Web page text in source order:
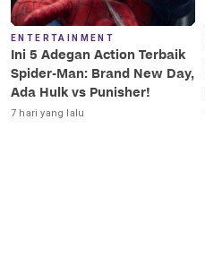
ENTERTAINMENT
Ini 5 Adegan Action Terbaik
Spider-Man: Brand New Day,
Ada Hulk vs Punisher!
7 hari yang lalu